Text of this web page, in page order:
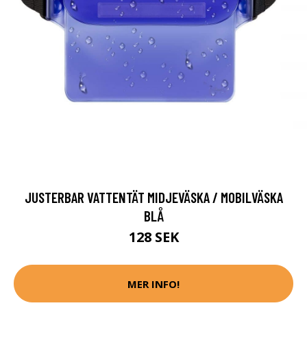
JUSTERBAR VATTENTÄT MIDJEVÄSKA / MOBILVÄSKA
BLÅ
128 SEK
MER INFO!